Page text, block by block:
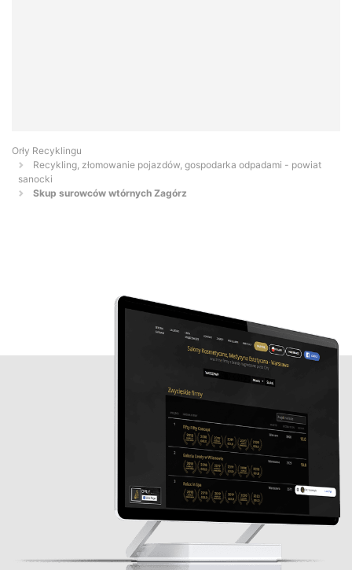
Orły Recyklingu
Recykling, złomowanie pojazdów, gospodarka odpadami - powiat
sanocki
Skup surowców wtórnych Zagórz